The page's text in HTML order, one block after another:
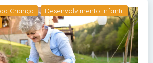
Criança
Desenvolvimento infantil